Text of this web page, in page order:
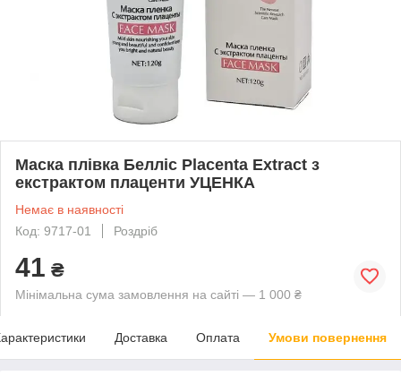
Маска плівка Белліс Placenta Extract з
екстрактом плаценти УЦЕНКА
Немає в наявності
Код: 9717-01
Роздріб
41 ₴
Мінімальна сума замовлення на сайті — 1 000 ₴
Доставка Оплата Умови повернення